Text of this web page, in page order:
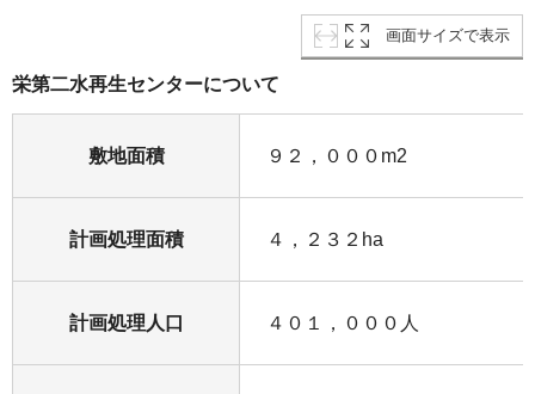
画面サイズで表示
栄第二水再生センターについて
敷地面積 ９２，０００m2
計画処理面積 ４，２３２ha
計画処理人口 ４０１，０００人